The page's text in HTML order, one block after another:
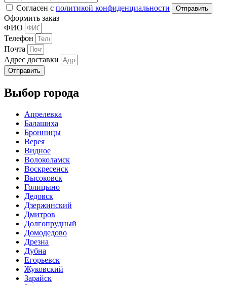
Согласен с политикой конфиденциальности
Оформить заказ
ФИО
Телефон
Почта
Адрес доставки
Отправить
Выбор города
Апрелевка
Балашиха
Бронницы
Верея
Видное
Волоколамск
Воскресенск
Высоковск
Голицыно
Дедовск
Дзержинский
Дмитров
Долгопрудный
Домодедово
Дрезна
Дубна
Егорьевск
Жуковский
Зарайск